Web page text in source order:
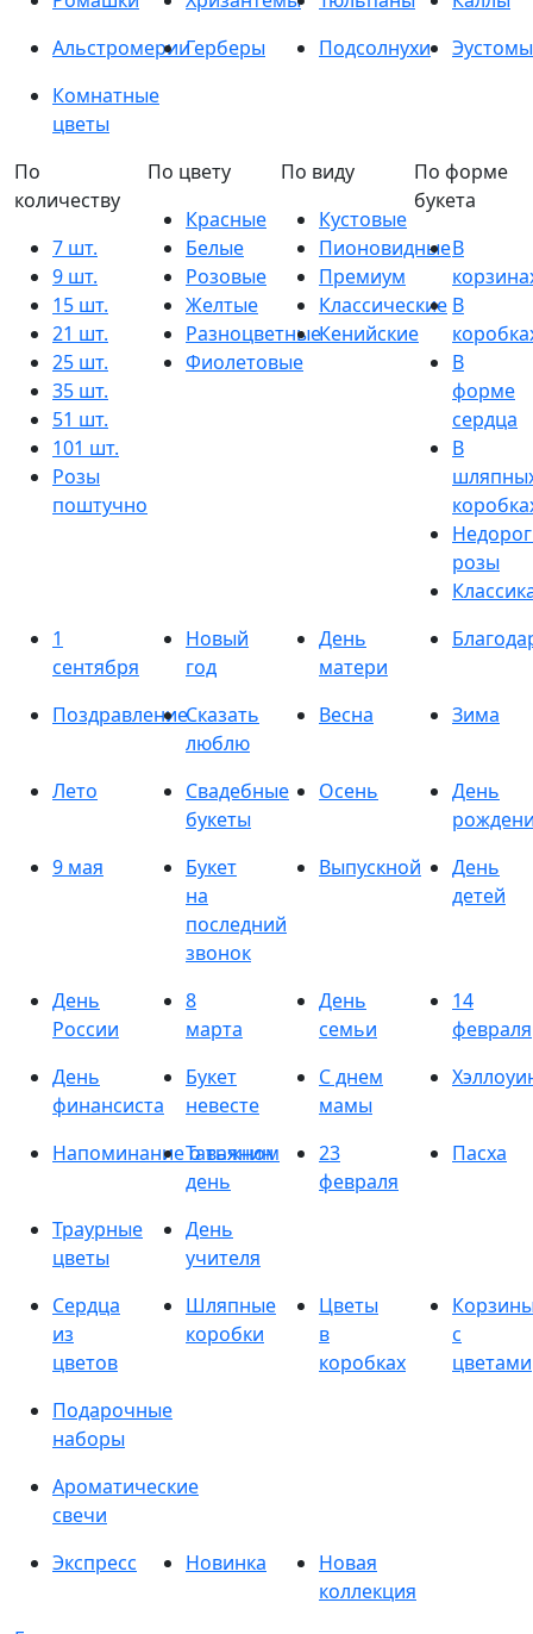
АльстромерииГерберы Подсолнухи
Эустомы
Комнатные
цветы
По
количеству
7 шт.
9 шт.
15 шт.
21 шт.
25 шт.
35 шт.
51 шт.
101 шт.
Розы
поштучно
По цвету
Красные
Белые
Розовые
Желтые
Разноцветные
Фиолетовые
По виду
Кустовые
Пионовидные
Премиум
Классические
Кенийские
По форме
букета
В
В
В
форме
сердца
В
розы
1
сентября
Новый
год
День
матери
ПоздравлениеСказать
люблю
Весна Зима
Лето
Свадебные
букеты
Осень
День
9 мая
Букет
на
последний
звонок
Выпускной
День
детей
День
России
8
марта
День
семьи
14
февраля
День
финансиста
Букет
невесте
С днем
мамы
Напоминание о важном
Татьянин
день
23
февраля
Пасха
Траурные
цветы
День
учителя
Сердца
из
цветов
Шляпные
коробки
Цветы
в
коробках
с
цветами
Подарочные
наборы
Ароматические
свечи
Экспресс
Новинка
Новая
коллекция